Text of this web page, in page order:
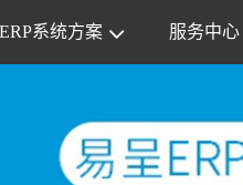
ERP系统方案 服务中心